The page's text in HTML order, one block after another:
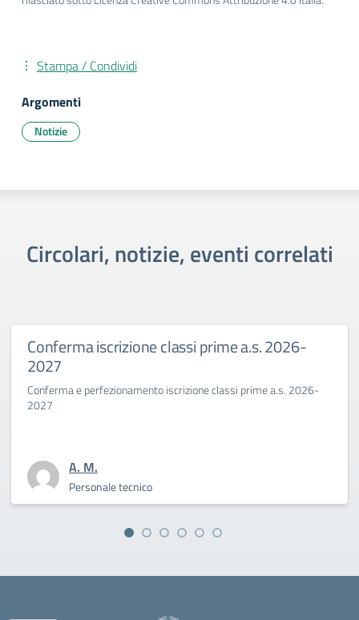
Stampa / Condividi
Argomenti
Notizie
Circolari, notizie, eventi correlati
classi prime a.s. 2026-
iscrizione classi prime a.s. 2026-
Primo giorno di
La Dirigente Bertini: